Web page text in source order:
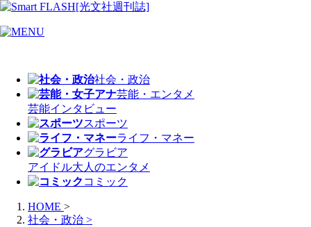
社会・政治
芸能・エンタメ
芸能インタビュー
スポーツ
ライフ・マネー
グラビア
アイドル大人のエンタメ
コミック
HOME >
社会・政治 >